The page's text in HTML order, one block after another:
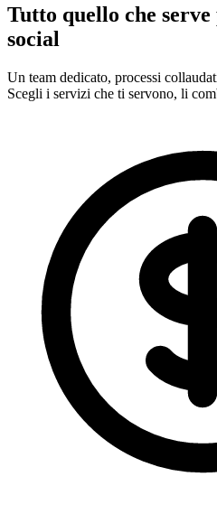
Tutto quello che serve
social
Un team dedicato, processi
Scegli i servizi che ti servono, li